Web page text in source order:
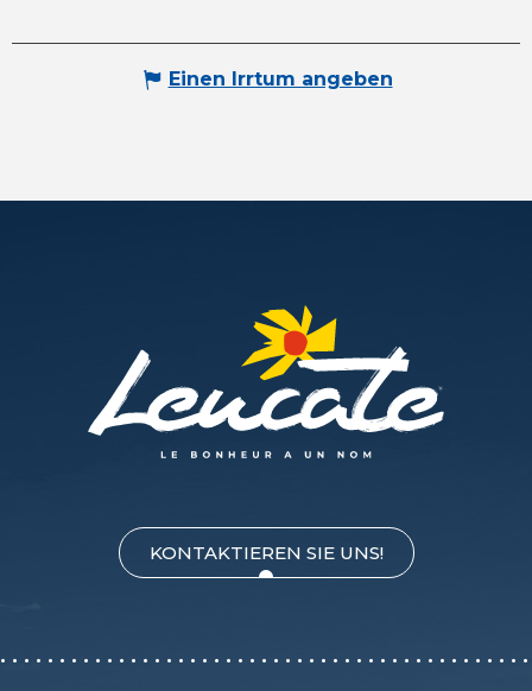
Einen Irrtum angeben
KONTAKTIEREN SIE UNS!